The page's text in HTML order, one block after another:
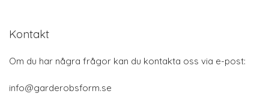
Kontakt
Om du har några frågor kan du kontakta oss via e-post:
info@garderobsform.se